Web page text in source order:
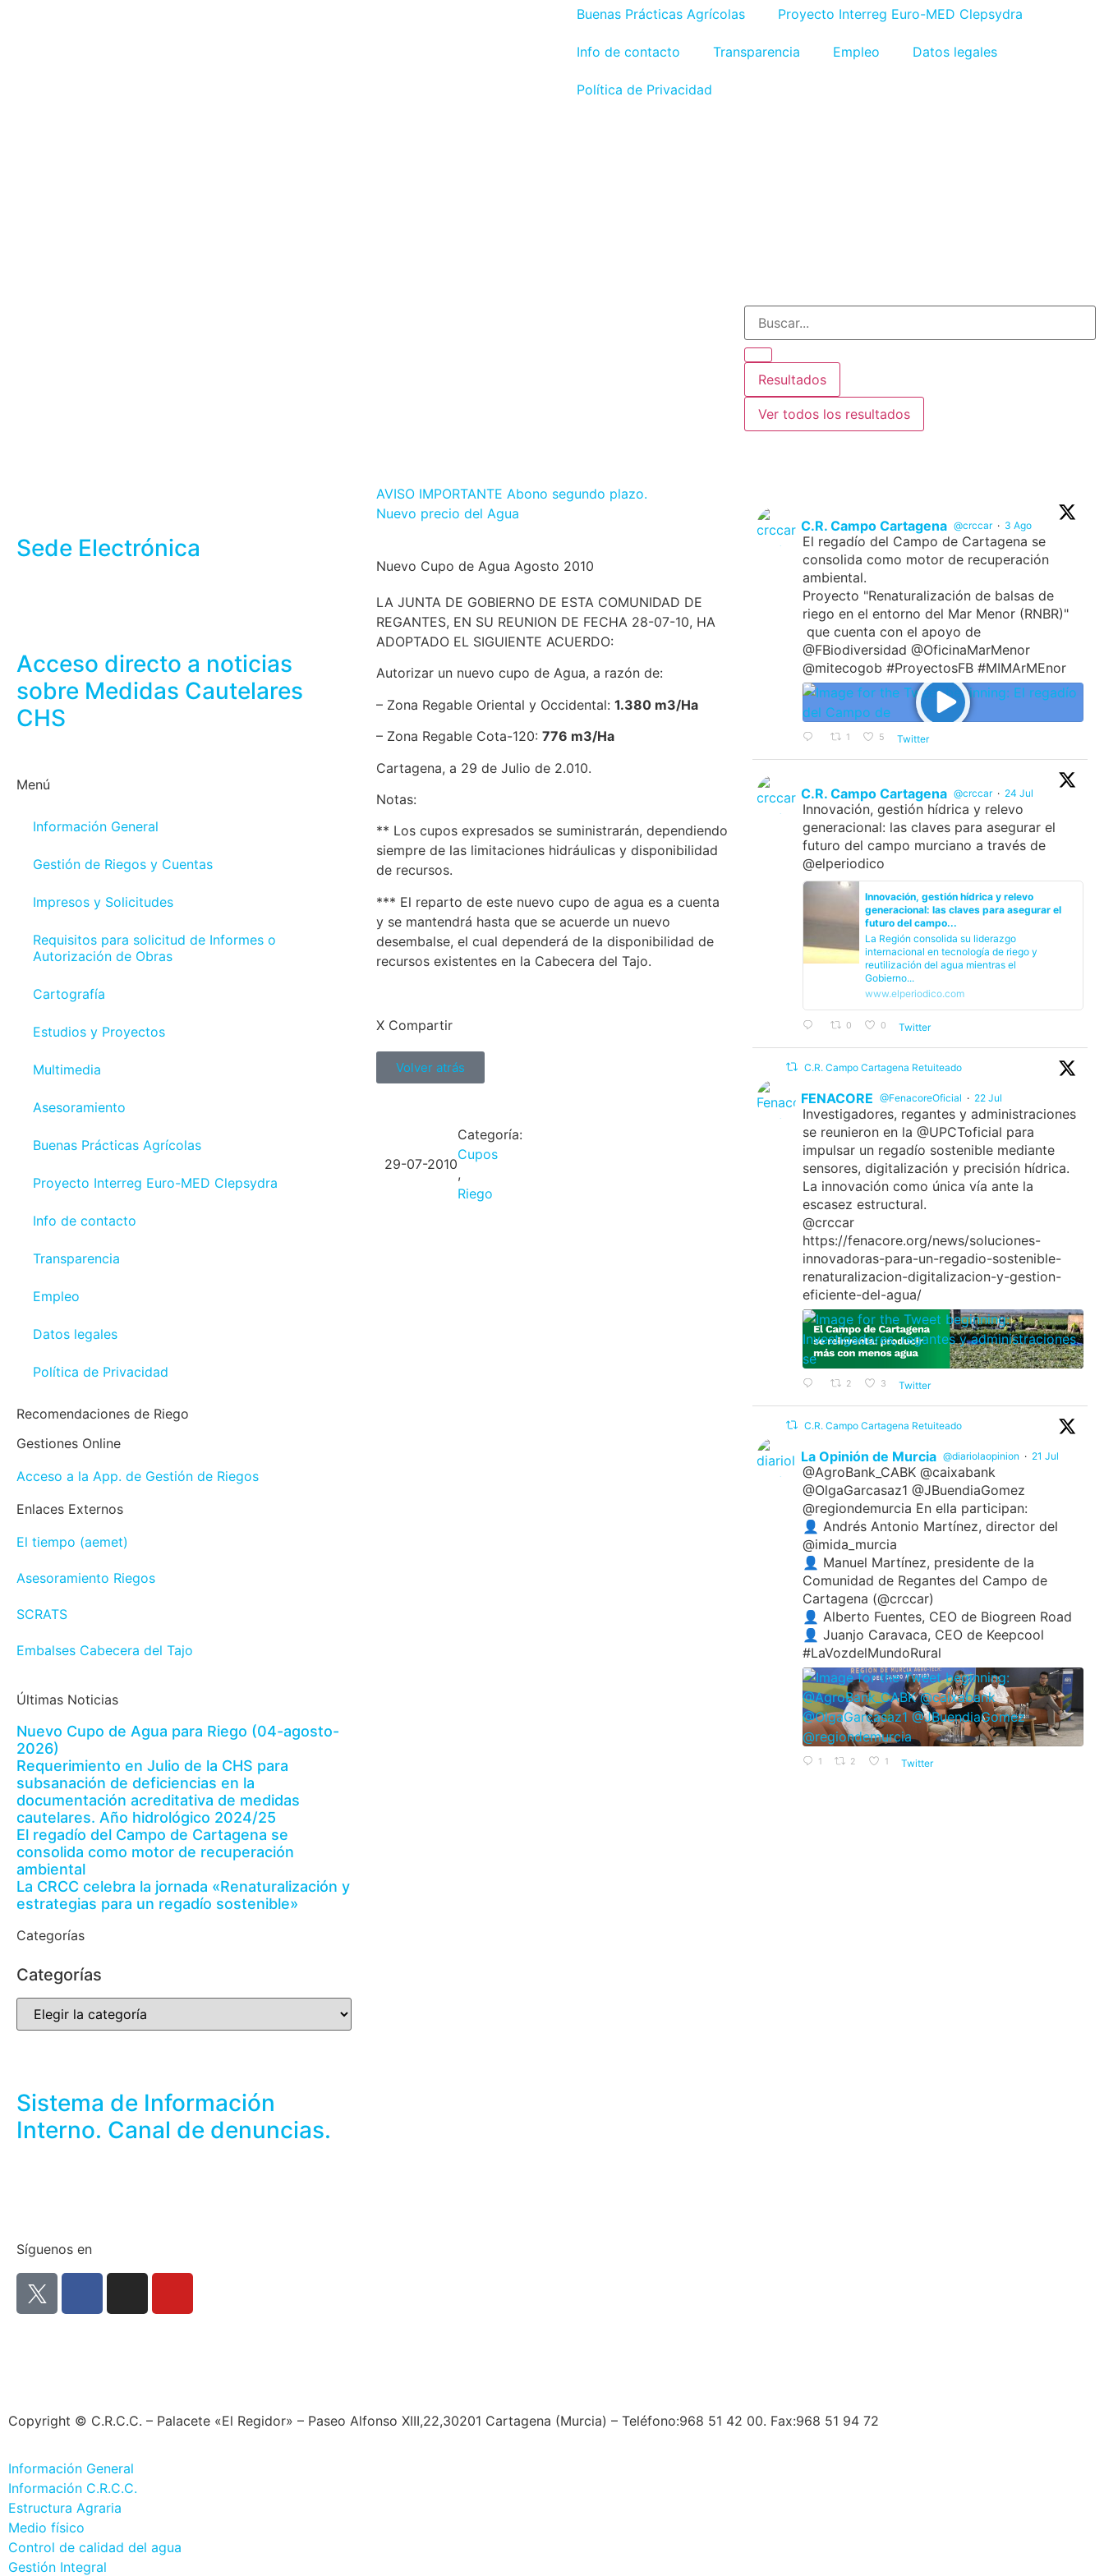
Buenas Prácticas Agrícolas Proyecto Interreg Euro-MED Clepsydra
Info de contacto Transparencia Empleo Datos legales
Política de Privacidad
Resultados
Ver todos los resultados
Sede Electrónica
Acceso directo a noticias
sobre Medidas Cautelares
CHS
Menú
Información General
Gestión de Riegos y Cuentas
Impresos y Solicitudes
Requisitos para solicitud de Informes o
Autorización de Obras
Cartografía
Estudios y Proyectos
Multimedia
Asesoramiento
Buenas Prácticas Agrícolas
Proyecto Interreg Euro-MED Clepsydra
Info de contacto
Transparencia
Empleo
Datos legales
Política de Privacidad
Recomendaciones de Riego
Gestiones Online
Acceso a la App. de Gestión de Riegos
Enlaces Externos
El tiempo (aemet)
Asesoramiento Riegos
SCRATS
Embalses Cabecera del Tajo
Últimas Noticias
Nuevo Cupo de Agua para Riego (04-agosto-
2026)
Requerimiento en Julio de la CHS para
subsanación de deficiencias en la
documentación acreditativa de medidas
cautelares. Año hidrológico 2024/25
El regadío del Campo de Cartagena se
consolida como motor de recuperación
ambiental
La CRCC celebra la jornada «Renaturalización y
estrategias para un regadío sostenible»
Categorías
Categorías
Sistema de Información
Interno. Canal de denuncias.
Síguenos en
AVISO IMPORTANTE Abono segundo plazo.
Nuevo precio del Agua
Nuevo Cupo de Agua Agosto 2010
LA JUNTA DE GOBIERNO DE ESTA COMUNIDAD DE
REGANTES, EN SU REUNION DE FECHA 28-07-10, HA
ADOPTADO EL SIGUIENTE ACUERDO:
Autorizar un nuevo cupo de Agua, a razón de:
– Zona Regable Oriental y Occidental: 1.380 m3/Ha
– Zona Regable Cota-120: 776 m3/Ha
Cartagena, a 29 de Julio de 2.010.
Notas:
** Los cupos expresados se suministrarán, dependiendo
siempre de las limitaciones hidráulicas y disponibilidad
de recursos.
*** El reparto de este nuevo cupo de agua es a cuenta
y se mantendrá hasta que se acuerde un nuevo
desembalse, el cual dependerá de la disponibilidad de
recursos existentes en la Cabecera del Tajo.
X Compartir
Volver atrás
29-07-2010
Categoría:
Cupos
,
Riego
C.R. Campo Cartagena @crccar · 3 Ago
El regadío del Campo de Cartagena se
consolida como motor de recuperación
ambiental.
Proyecto "Renaturalización de balsas de
riego en el entorno del Mar Menor (RNBR)"
que cuenta con el apoyo de
@FBiodiversidad @OficinaMarMenor
@mitecogob #ProyectosFB #MIMArMEnor
1 5 Twitter
C.R. Campo Cartagena @crccar · 24 Jul
Innovación, gestión hídrica y relevo
generacional: las claves para asegurar el
futuro del campo murciano a través de
@elperiodico
Innovación, gestión hídrica y relevo
generacional: las claves para asegurar el
futuro del campo...
La Región consolida su liderazgo
internacional en tecnología de riego y
reutilización del agua mientras el
Gobierno...
www.elperiodico.com
0 0 Twitter
C.R. Campo Cartagena Retuiteado
FENACORE @FenacoreOficial · 22 Jul
Investigadores, regantes y administraciones
se reunieron en la @UPCToficial para
impulsar un regadío sostenible mediante
sensores, digitalización y precisión hídrica.
La innovación como única vía ante la
escasez estructural.
@crccar
https://fenacore.org/news/soluciones-
innovadoras-para-un-regadio-sostenible-
renaturalizacion-digitalizacion-y-gestion-
eficiente-del-agua/
2 3 Twitter
C.R. Campo Cartagena Retuiteado
La Opinión de Murcia @diariolaopinion · 21 Jul
@AgroBank_CABK @caixabank
@OlgaGarcasaz1 @JBuendiaGomez
@regiondemurcia En ella participan:
👤 Andrés Antonio Martínez, director del
@imida_murcia
👤 Manuel Martínez, presidente de la
Comunidad de Regantes del Campo de
Cartagena (@crccar)
👤 Alberto Fuentes, CEO de Biogreen Road
👤 Juanjo Caravaca, CEO de Keepcool
#LaVozdelMundoRural
1 2 1 Twitter
Copyright © C.R.C.C. – Palacete «El Regidor» – Paseo Alfonso XIII,22,30201 Cartagena (Murcia) – Teléfono:968 51 42 00. Fax:968 51 94 72
Información General
Información C.R.C.C.
Estructura Agraria
Medio físico
Control de calidad del agua
Gestión Integral